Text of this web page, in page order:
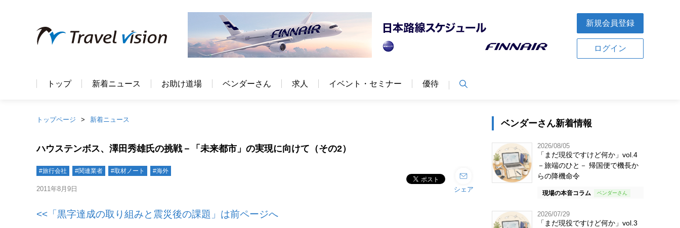
新規会員登録
ログイン
トップ 新着ニュース お助け道場 ベンダーさん 求人 イベント・セミナー 優待
トップページ 新着ニュース
ハウステンボス、澤田秀雄氏の挑戦－「未来都市」の実現に向けて（その2）
#旅行会社 #関連業者 #取材ノート #海外
2011年8月9日 シェア
<<「黒字達成の取り組みと震災後の課題」は前ページへ
ベンダーさん新着情報
2026/08/05
「まだ現役ですけど何か」vol.4
－旅端のひと－ 帰国便で機長か
らの降機命令
現場の本音コラム
2026/07/29
「まだ現役ですけど何か」vol.3